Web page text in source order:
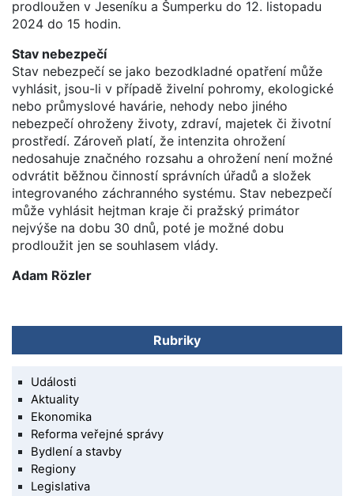
prodloužen v Jeseníku a Šumperku do 12. listopadu
2024 do 15 hodin.
Stav nebezpečí
Stav nebezpečí se jako bezodkladné opatření může
vyhlásit, jsou-li v případě živelní pohromy, ekologické
nebo průmyslové havárie, nehody nebo jiného
nebezpečí ohroženy životy, zdraví, majetek či životní
prostředí. Zároveň platí, že intenzita ohrožení
nedosahuje značného rozsahu a ohrožení není možné
odvrátit běžnou činností správních úřadů a složek
integrovaného záchranného systému. Stav nebezpečí
může vyhlásit hejtman kraje či pražský primátor
nejvýše na dobu 30 dnů, poté je možné dobu
prodloužit jen se souhlasem vlády.
Adam Rözler
Rubriky
Události
Aktuality
Ekonomika
Reforma veřejné správy
Bydlení a stavby
Regiony
Legislativa